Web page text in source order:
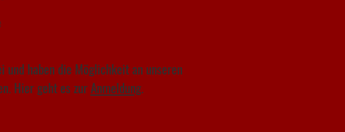
und haben die Möglichkeit an unseren
Hier geht es zurAnmeldung.